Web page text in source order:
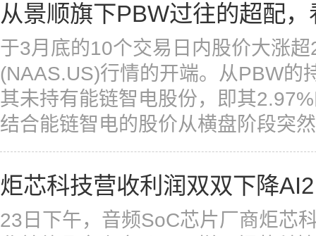
从景顺旗下PBW过往的超配
于3月底的10个交易日内股价大涨
(NAAS.US)行情的开端。从PBW的
其未持有能链智电股份，即其
结合能链智电的股价从横盘阶段突
炬芯科技营收利润双双下降
23日下午，音频SoC芯片厂商炬芯